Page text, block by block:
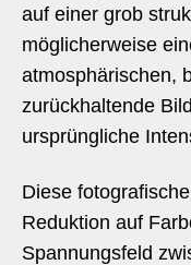
auf einer grob
möglicherweise
atmosphärischen,
zurückhaltende
ursprüngliche
Diese
Reduktion auf
Spannungsfeld